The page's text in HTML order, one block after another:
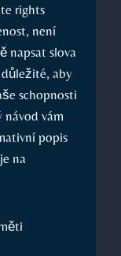
⁣rights
není
napsat slova
aby⁢
schopnosti
vám⁤
popis
‌na